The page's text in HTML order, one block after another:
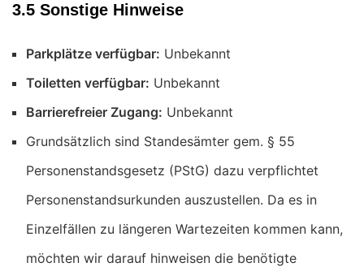
3.5 Sonstige Hinweise
Parkplätze verfügbar: Unbekannt
Toiletten verfügbar: Unbekannt
Barrierefreier Zugang: Unbekannt
Grundsätzlich sind Standesämter gem. § 55
Personenstandsgesetz (PStG) dazu verpflichtet
Personenstandsurkunden auszustellen. Da es in
Einzelfällen zu längeren Wartezeiten kommen kann,
möchten wir darauf hinweisen die benötigte